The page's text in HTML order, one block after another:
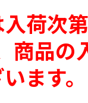
荷次
商品の
ます